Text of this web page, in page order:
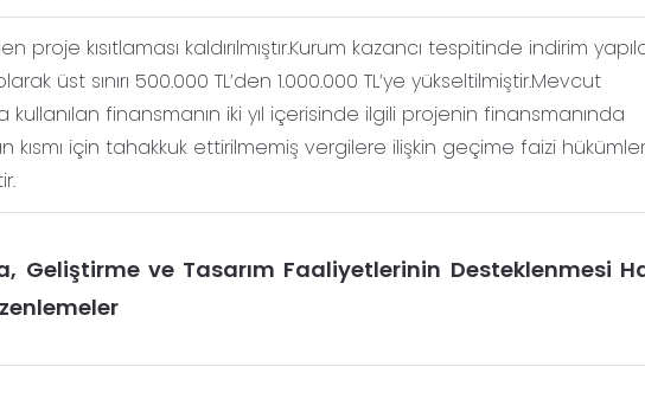
proje kısıtlaması kaldırılmıştır.Kurum kazancı tespitinde indirim
üst sınırı 500.000 TL’den 1.000.000 TL’ye yükseltilmiştir.Mevcut
finansmanın iki yıl içerisinde ilgili projenin finansmanında
kısmı için tahakkuk ettirilmemiş vergilere ilişkin geçime faizi
ve Tasarım Faaliyetlerinin Desteklenmesi